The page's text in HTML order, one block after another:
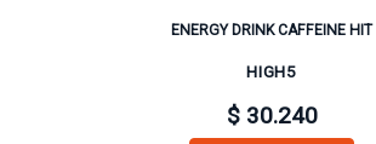
ENERGY DRINK CAFFEINE HIT
HIGH5
$ 30.240